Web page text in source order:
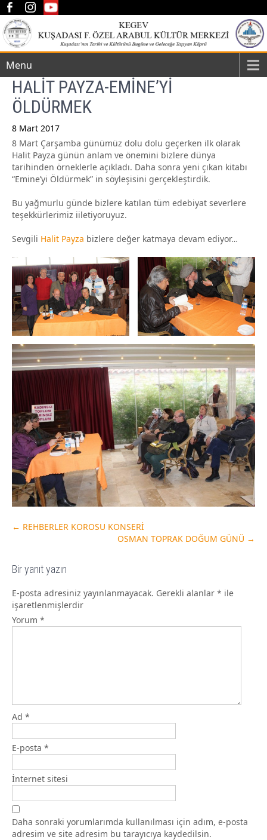
Menu
HALİT PAYZA-EMİNE’Yİ
ÖLDÜRMEK
8 Mart 2017
8 Mart Çarşamba günümüz dolu dolu geçerken ilk olarak
Halit Payza günün anlam ve önemini bizlere dünya
tarihinden örneklerle açıkladı. Daha sonra yeni çıkan kitabı
“Emine’yi Öldürmek” in söyleşisini gerçekleştirdik.
Bu yağmurlu günde bizlere katılan tüm edebiyat severlere
teşekkürlerimiz iiletiyoruyuz.
Sevgili Halit Payza bizlere değer katmaya devam ediyor…
Post
navigation
← REHBERLER KOROSU KONSERİ
OSMAN TOPRAK DOĞUM GÜNÜ →
Bir yanıt yazın
E-posta adresiniz yayınlanmayacak. Gerekli alanlar * ile
işaretlenmişlerdir
Yorum *
Ad *
E-posta *
İnternet sitesi
Daha sonraki yorumlarımda kullanılması için adım, e-posta
adresim ve site adresim bu tarayıcıya kaydedilsin.